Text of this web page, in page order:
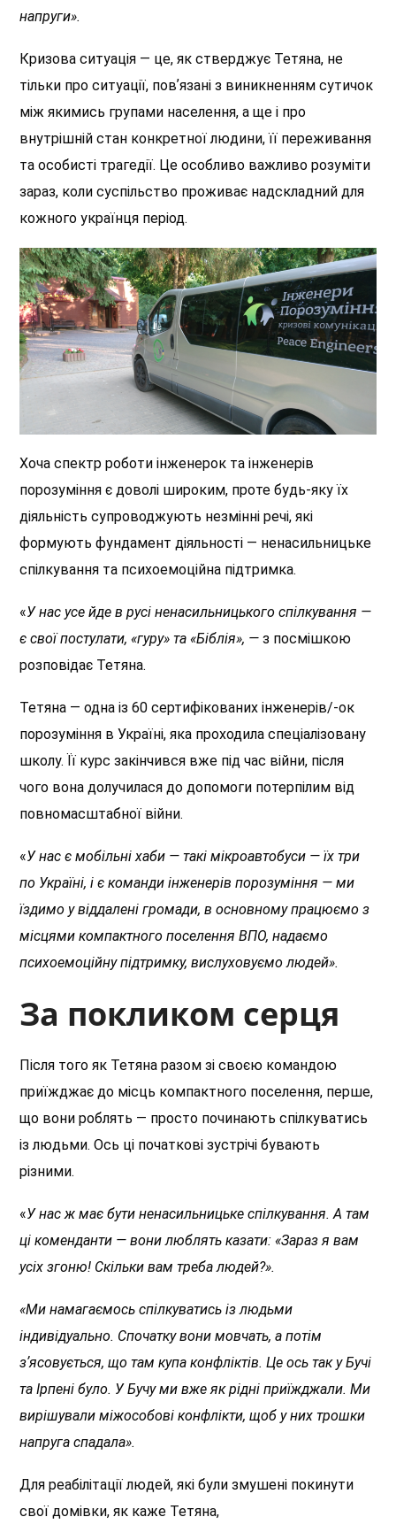
напруги».
Кризова ситуація — це, як стверджує Тетяна, не
тільки про ситуації, повʼязані з виникненням сутичок
між якимись групами населення, а ще і про
внутрішній стан конкретної людини, її переживання
та особисті трагедії. Це особливо важливо розуміти
зараз, коли суспільство проживає надскладний для
кожного українця період.
Хоча спектр роботи інженерок та інженерів
порозуміння є доволі широким, проте будь-яку їх
діяльність супроводжують незмінні речі, які
формують фундамент діяльності — ненасильницьке
спілкування та психоемоційна підтримка.
«У нас усе йде в русі ненасильницького спілкування —
є свої постулати, «гуру» та «Біблія», —з посмішкою
розповідає Тетяна.
Тетяна — одна із 60 сертифікованих інженерів/-ок
порозуміння в Україні, яка проходила спеціалізовану
школу. Її курс закінчився вже під час війни, після
чого вона долучилася до допомоги потерпілим від
повномасштабної війни.
«У нас є мобільні хаби — такі мікроавтобуси — їх три
по Україні, і є команди інженерів порозуміння — ми
їздимо у віддалені громади, в основному працюємо з
місцями компактного поселення ВПО, надаємо
психоемоційну підтримку, вислуховуємо людей».
За покликом серця
Після того як Тетяна разом зі своєю командою
приїжджає до місць компактного поселення, перше,
що вони роблять — просто починають спілкуватись
із людьми. Ось ці початкові зустрічі бувають
різними.
«У нас ж має бути ненасильницьке спілкування. А там
ці коменданти — вони люблять казати: «Зараз я вам
усіх згоню! Скільки вам треба людей?».
«Ми намагаємось спілкуватись із людьми
індивідуально. Спочатку вони мовчать, а потім
зʼясовується, що там купа конфліктів. Це ось так у Бучі
та Ірпені було. У Бучу ми вже як рідні приїжджали. Ми
вирішували міжособові конфлікти, щоб у них трошки
напруга спадала».
Для реабілітації людей, які були змушені покинути
свої домівки, як каже Тетяна,